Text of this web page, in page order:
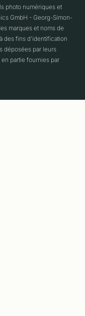
photo numériques et
GmbH - Georg-Simon-
marques et noms de
des fins d'identification
déposées par leurs
partie fournies par